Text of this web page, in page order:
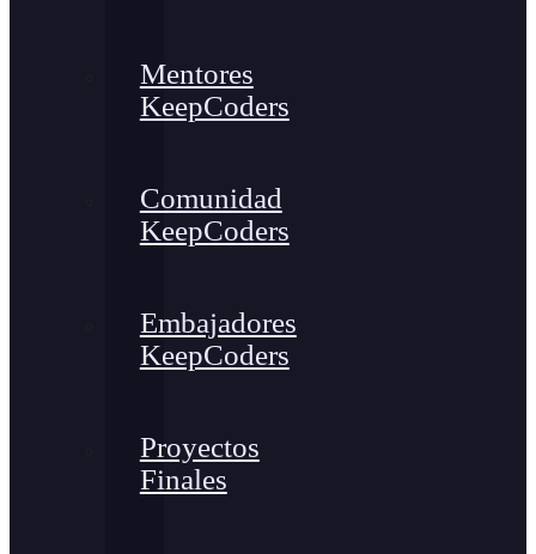
Mentores
KeepCoders
Comunidad
KeepCoders
Embajadores
KeepCoders
Proyectos
Finales